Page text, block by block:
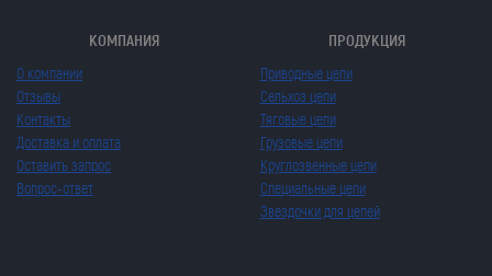
КОМПАНИЯ
О компании
Отзывы
Контакты
Доставка и оплата
Оставить запрос
Вопрос-ответ
ПРОДУКЦИЯ
Приводные цепи
Сельхоз цепи
Тяговые цепи
Грузовые цепи
Круглозвенные цепи
Специальные цепи
Звездочки для цепей